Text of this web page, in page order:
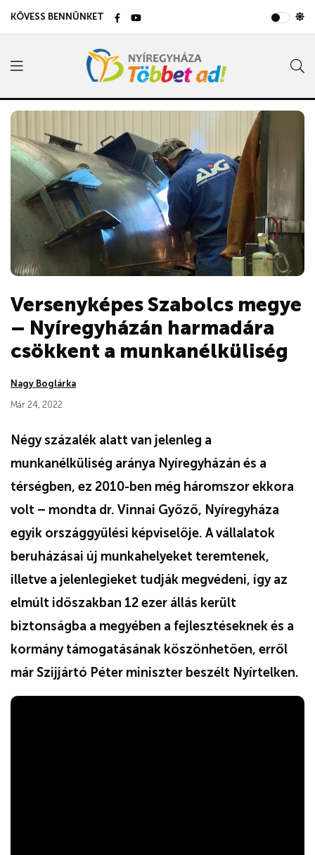
KÖVESS BENNÜNKET
Versenyképes Szabolcs megye
– Nyíregyházán harmadára
csökkent a munkanélküliség
Nagy Boglárka
Már 24, 2022
Négy százalék alatt van jelenleg a
munkanélküliség aránya Nyíregyházán és a
térségben, ez 2010-ben még háromszor ekkora
volt – mondta dr. Vinnai Győző, Nyíregyháza
egyik országgyűlési képviselője. A vállalatok
beruházásai új munkahelyeket teremtenek,
illetve a jelenlegieket tudják megvédeni, így az
elmúlt időszakban 12 ezer állás került
biztonságba a megyében a fejlesztéseknek és a
kormány támogatásának köszönhetően, erről
már Szijjártó Péter miniszter beszélt Nyírtelken.